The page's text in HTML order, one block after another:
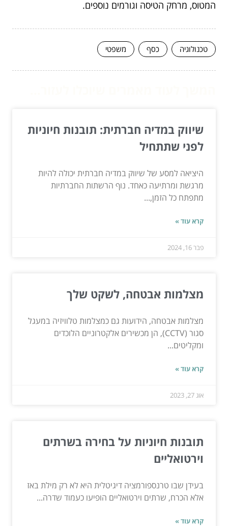
המטוס, מרחק הטיסה וגורמים נוספים.
טכנולוגיה כסף משפטי
שיווק במדיה חברתית: תובנות חיוניות
לפני שתתחיל
היציאה למסע של שיווק במדיה חברתית יכולה להיות
מרגשת ומרתיעה כאחד. נוף הרשתות החברתיות
מתפתח כל הזמן,...
קרא עוד »
פבר 16, 2024
מצלמות אבטחה, לשקט שלך
מצלמות אבטחה, הידועות גם כמצלמות טלוויזיה במעגל
סגור (CCTV), הן מכשירים אלקטרוניים הלוכדים
ומקליטים...
קרא עוד »
אוג 27, 2023
תובנות חיוניות על בחירה בשרתים
וירטואליים
בעידן שבו טרנספורמציה דיגיטלית היא לא רק מילת באז
אלא הכרח, שרתים וירטואליים הופיעו כעמוד שדרה...
קרא עוד »